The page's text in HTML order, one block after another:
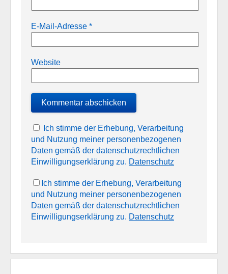
E-Mail-Adresse *
Website
Ich stimme der Erhebung, Verarbeitung
und Nutzung meiner personenbezogenen
Daten gemäß der datenschutzrechtlichen
Einwilligungserklärung zu. Datenschutz
Ich stimme der Erhebung, Verarbeitung
und Nutzung meiner personenbezogenen
Daten gemäß der datenschutzrechtlichen
Einwilligungserklärung zu. Datenschutz